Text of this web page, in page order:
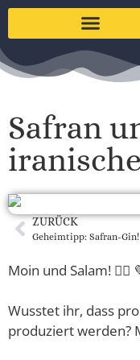
Safran
ZURÜCK
Geheimtipp: Safran-Gin!
Moin und Salam! 🙋‍♀️
Wusstet ihr, dass
produziert werden?